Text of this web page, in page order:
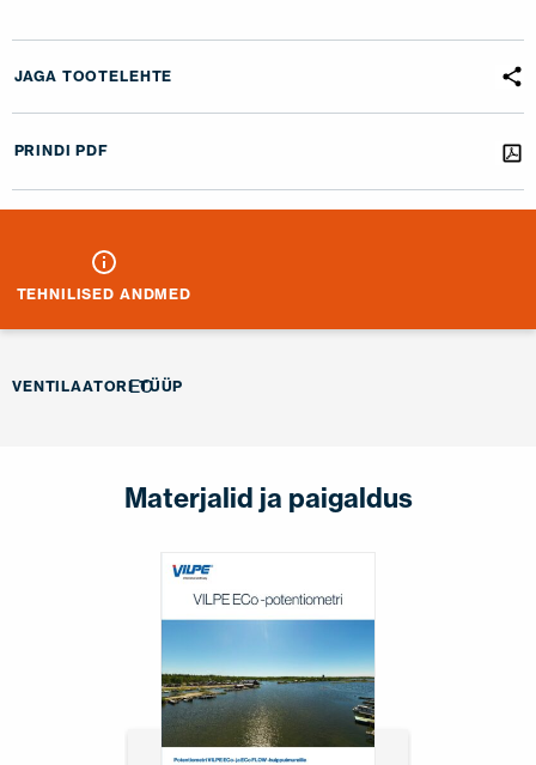
JAGA TOOTELEHTE
PRINDI PDF
TEHNILISED ANDMED
VENTILAATORI TÜÜP
EC
Materjalid ja paigaldus